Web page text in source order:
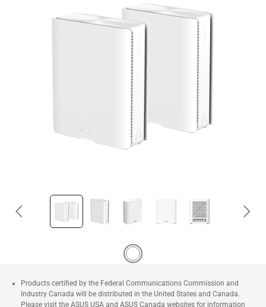
Products certified by the Federal Communications Commission and
Industry Canada will be distributed in the United States and Canada.
Please visit the ASUS USA and ASUS Canada websites for information